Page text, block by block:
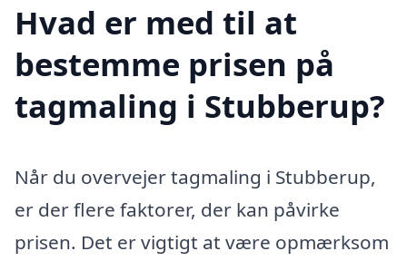
Hvad er med til at
bestemme prisen på
tagmaling i Stubberup?
Når du overvejer tagmaling i Stubberup,
er der flere faktorer, der kan påvirke
prisen. Det er vigtigt at være opmærksom